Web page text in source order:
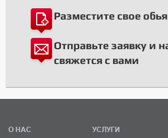
Разместите свое
Отправьте заявку и
свяжется с вами
О НАС
УСЛУГИ